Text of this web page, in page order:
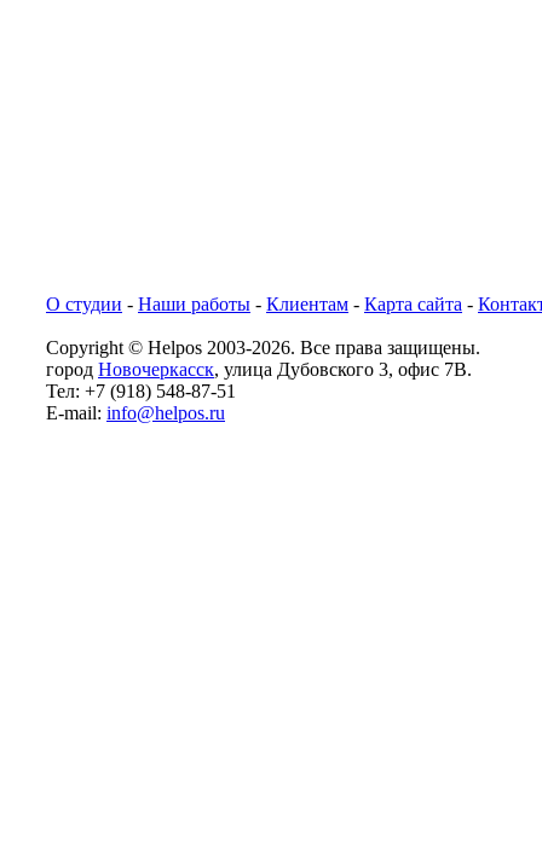
О студии - Наши работы - Клиентам - Карта сайта -
Copyright © Helpos 2003-2026. Все права защищены.
город Новочеркасск, улица Дубовского 3, офис 7В.
Тел: +7 (918) 548-87-51
E-mail: info@helpos.ru